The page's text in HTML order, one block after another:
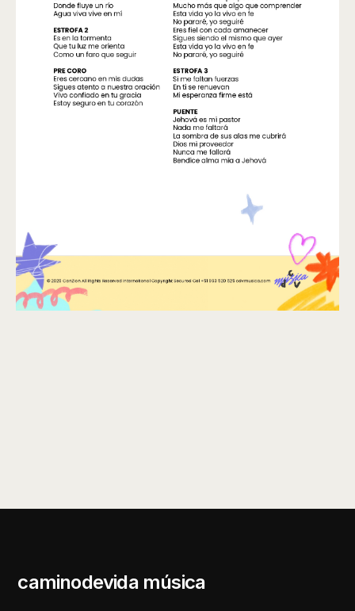
caminodevida música